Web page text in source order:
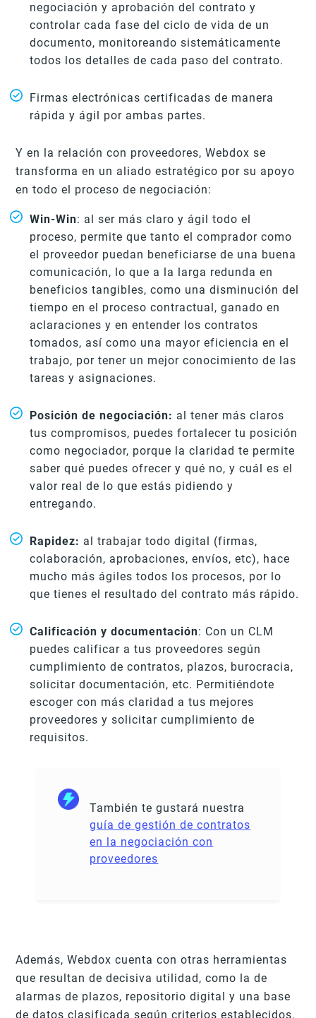
negociación y aprobación del contrato y
controlar cada fase del ciclo de vida de un
documento, monitoreando sistemáticamente
todos los detalles de cada paso del contrato.
Firmas electrónicas certificadas de manera
rápida y ágil por ambas partes.
Y en la relación con proveedores, Webdox se
transforma en un aliado estratégico por su apoyo
en todo el proceso de negociación:
Win-Win: al ser más claro y ágil todo el
proceso, permite que tanto el comprador como
el proveedor puedan beneficiarse de una buena
comunicación, lo que a la larga redunda en
beneficios tangibles, como una disminución del
tiempo en el proceso contractual, ganado en
aclaraciones y en entender los contratos
tomados, así como una mayor eficiencia en el
trabajo, por tener un mejor conocimiento de las
tareas y asignaciones.
Posición de negociación: al tener más claros
tus compromisos, puedes fortalecer tu posición
como negociador, porque la claridad te permite
saber qué puedes ofrecer y qué no, y cuál es el
valor real de lo que estás pidiendo y
entregando.
Rapidez: al trabajar todo digital (firmas,
colaboración, aprobaciones, envíos, etc), hace
mucho más ágiles todos los procesos, por lo
que tienes el resultado del contrato más rápido.
Calificación y documentación: Con un CLM
puedes calificar a tus proveedores según
cumplimiento de contratos, plazos, burocracia,
solicitar documentación, etc. Permitiéndote
escoger con más claridad a tus mejores
proveedores y solicitar cumplimiento de
requisitos.
También te gustará nuestra
guía de gestión de contratos
en la negociación con
proveedores
Además, Webdox cuenta con otras herramientas
que resultan de decisiva utilidad, como la de
alarmas de plazos, repositorio digital y una base
de datos clasificada según criterios establecidos.